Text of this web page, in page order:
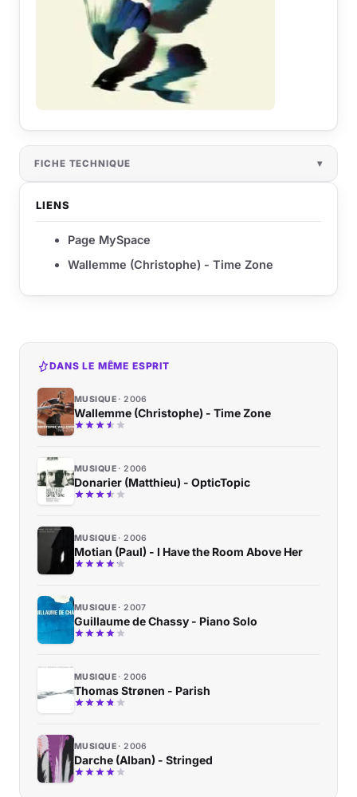
FICHE TECHNIQUE
LIENS
Page MySpace
Wallemme (Christophe) - Time Zone
DANS LE MÊME ESPRIT
MUSIQUE 2006
Wallemme (Christophe) - Time Zone
MUSIQUE 2006
Donarier (Matthieu) - OpticTopic
MUSIQUE 2006
Motian (Paul) - I Have the Room Above Her
MUSIQUE 2007
Guillaume de Chassy - Piano Solo
MUSIQUE 2006
Thomas Strønen - Parish
MUSIQUE 2006
Darche (Alban) - Stringed